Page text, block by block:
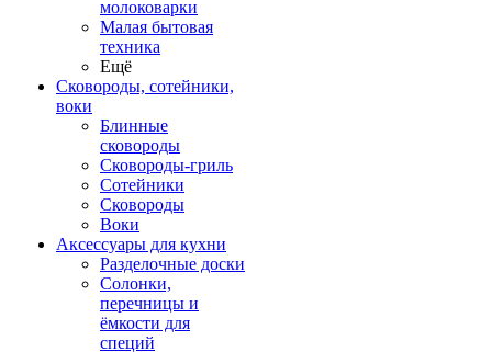
молоковарки
Малая бытовая
техника
Ещё
Сковороды, сотейники,
воки
Блинные
сковороды
Сковороды-гриль
Сотейники
Сковороды
Воки
Аксессуары для кухни
Разделочные доски
Солонки,
перечницы и
ёмкости для
специй